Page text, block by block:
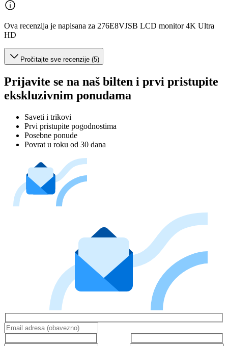
Ova recenzija je napisana za 276E8VJSB LCD monitor 4K Ultra
HD
Pročitajte sve recenzije (5)
Prijavite se na naš bilten i prvi pristupite
ekskluzivnim ponudama
Saveti i trikovi
Prvi pristupite pogodnostima
Posebne ponude
Povrat u roku od 30 dana